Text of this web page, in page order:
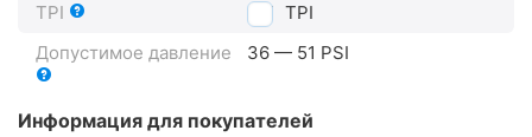
TPI
180 TPI
Допустимое давление
36 — 51 PSI
Информация для покупателей